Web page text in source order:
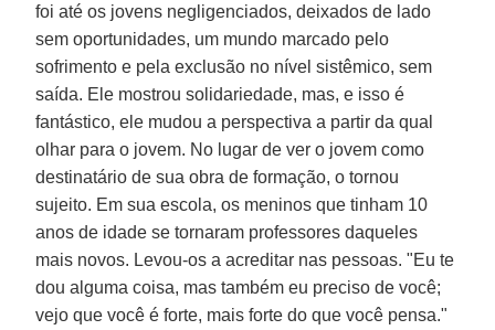
foi até os jovens negligenciados, deixados de lado
sem oportunidades, um mundo marcado pelo
sofrimento e pela exclusão no nível sistêmico, sem
saída. Ele mostrou solidariedade, mas, e isso é
fantástico, ele mudou a perspectiva a partir da qual
olhar para o jovem. No lugar de ver o jovem como
destinatário de sua obra de formação, o tornou
sujeito. Em sua escola, os meninos que tinham 10
anos de idade se tornaram professores daqueles
mais novos. Levou-os a acreditar nas pessoas. "Eu te
dou alguma coisa, mas também eu preciso de você;
vejo que você é forte, mais forte do que você pensa."